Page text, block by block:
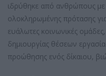
ιδρύθηκε από ανθρώπους με
ολοκληρωμένης πρότασης
ευάλωτες κοινωνικές
δημιουργίας θέσεων
προώθησης ενός δίκαιου,